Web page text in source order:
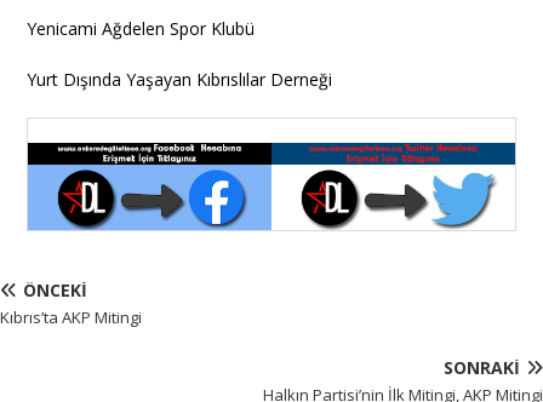
Yenicami Ağdelen Spor Klubü
Yurt Dışında Yaşayan Kıbrıslılar Derneği
ÖNCEKI
Kıbrıs’ta AKP Mitingi
SONRAKI
Halkın Partisi’nin İlk Mitingi, AKP Mitingi